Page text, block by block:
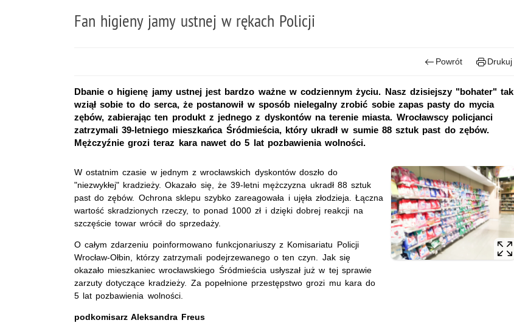
Fan higieny jamy ustnej w rękach Policji
Powrót Drukuj
Dbanie o higienę jamy ustnej jest bardzo ważne w codziennym życiu. Nasz dzisiejszy "bohater" tak
wziął sobie to do serca, że postanowił w sposób nielegalny zrobić sobie zapas pasty do mycia
zębów, zabierając ten produkt z jednego z dyskontów na terenie miasta. Wrocławscy policjanci
zatrzymali 39-letniego mieszkańca Śródmieścia, który ukradł w sumie 88 sztuk past do zębów.
Mężczyźnie grozi teraz kara nawet do 5 lat pozbawienia wolności.
W ostatnim czasie w jednym z wrocławskich dyskontów doszło do
"niezwykłej" kradzieży. Okazało się, że 39-letni mężczyzna ukradł 88 sztuk
past do zębów. Ochrona sklepu szybko zareagowała i ujęła złodzieja. Łączna
wartość skradzionych rzeczy, to ponad 1000 zł i dzięki dobrej reakcji na
szczęście towar wrócił do sprzedaży.
O całym zdarzeniu poinformowano funkcjonariuszy z Komisariatu Policji
Wrocław-Ołbin, którzy zatrzymali podejrzewanego o ten czyn. Jak się
okazało mieszkaniec wrocławskiego Śródmieścia usłyszał już w tej sprawie
zarzuty dotyczące kradzieży. Za popełnione przestępstwo grozi mu kara do
5 lat pozbawienia wolności.
podkomisarz Aleksandra Freus